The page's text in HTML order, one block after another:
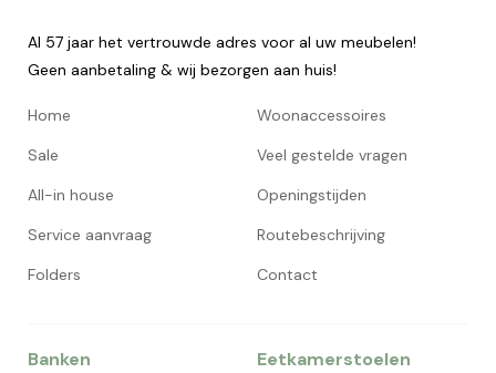
Al 57 jaar het vertrouwde adres voor al uw meubelen!
Geen aanbetaling & wij bezorgen aan huis!
Home
Sale
All-in house
Service aanvraag
Folders
Woonaccessoires
Veel gestelde vragen
Openingstijden
Routebeschrijving
Contact
Banken Eetkamerstoelen